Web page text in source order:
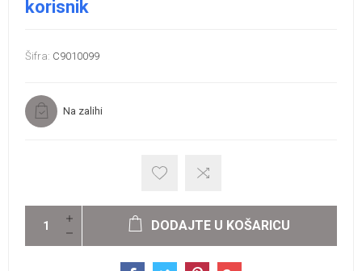
korisnik
Šifra: C9010099
Na zalihi
DODAJTE U KOŠARICU